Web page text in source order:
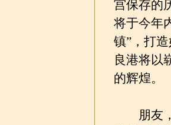
宫保存的
将于今年
镇”，打
良港将以
的辉煌。
朋友，